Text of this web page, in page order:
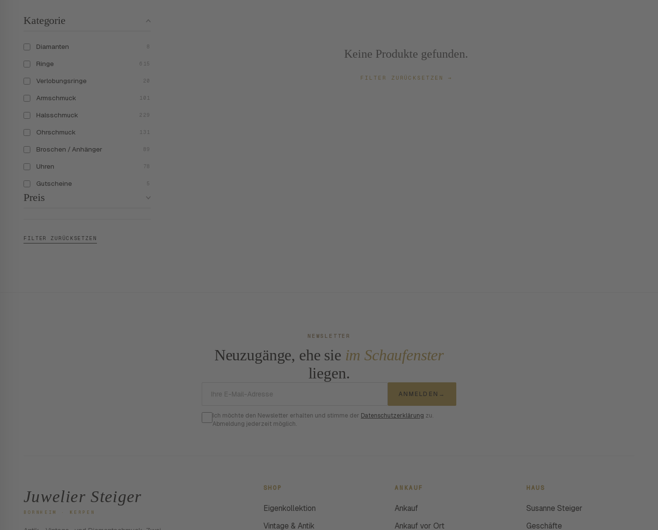
Kategorie
Diamanten 8
Ringe 615
Verlobungsringe 20
Armschmuck 101
Halsschmuck 229
Ohrschmuck 131
Broschen / Anhänger 89
Uhren 78
Gutscheine 5
Preis
FILTER ZURÜCKSETZEN
Keine Produkte gefunden.
FILTER ZURÜCKSETZEN →
NEWSLETTER
Neuzugänge, ehe sie im Schaufenster
liegen.
ANMELDEN →
Ich möchte den Newsletter erhalten und stimme der Datenschutzerklärung zu.
Abmeldung jederzeit möglich.
Juwelier Steiger
BORNHEIM · KERPEN
SHOP
Eigenkollektion
Vintage & Antik
ANKAUF
Ankauf
Ankauf vor Ort
HAUS
Susanne Steiger
Geschäfte